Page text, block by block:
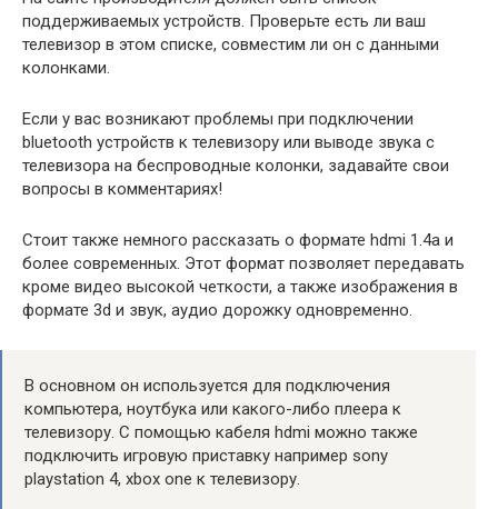
поддерживаемых устройств. Проверьте есть ли ваш
телевизор в этом списке, совместим ли он с данными
колонками.
Если у вас возникают проблемы при подключении
bluetooth устройств к телевизору или выводе звука с
телевизора на беспроводные колонки, задавайте свои
вопросы в комментариях!
Стоит также немного рассказать о формате hdmi 1.4a и
более современных. Этот формат позволяет передавать
кроме видео высокой четкости, а также изображения в
формате 3d и звук, аудио дорожку одновременно.
В основном он используется для подключения
компьютера, ноутбука или какого-либо плеера к
телевизору. С помощью кабеля hdmi можно также
подключить игровую приставку например sony
playstation 4, xbox one к телевизору.